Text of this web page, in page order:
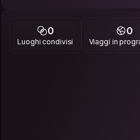
0
Luoghi condivisi
0
Viaggi in